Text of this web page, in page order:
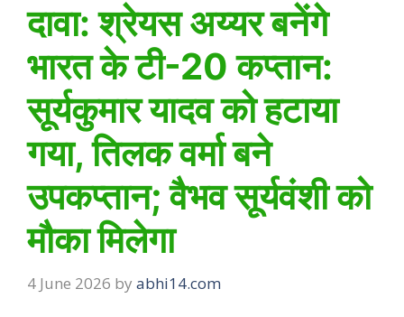
दावा: श्रेयस अय्यर बनेंगे
भारत के टी-20 कप्तान:
सूर्यकुमार यादव को हटाया
गया, तिलक वर्मा बने
उपकप्तान; वैभव सूर्यवंशी को
मौका मिलेगा
4 June 2026 by abhi14.com